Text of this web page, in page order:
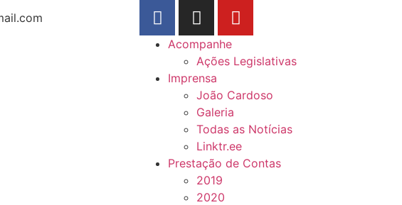
Acompanhe
Ações Legislativas
Imprensa
João Cardoso
Galeria
Todas as Notícias
Linktr.ee
Prestação de Contas
2019
2020